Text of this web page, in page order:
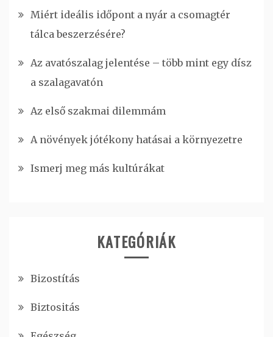
Miért ideális időpont a nyár a csomagtér
tálca beszerzésére?
Az avatószalag jelentése – több mint egy dísz
a szalagavatón
Az első szakmai dilemmám
A növények jótékony hatásai a környezetre
Ismerj meg más kultúrákat
KATEGÓRIÁK
Bizostítás
Biztositás